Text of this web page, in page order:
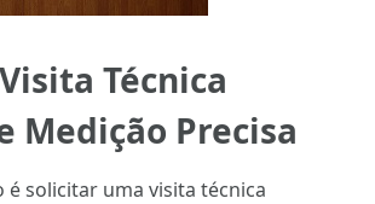
Técnica
Medição Precisa
é solicitar uma visita técnica